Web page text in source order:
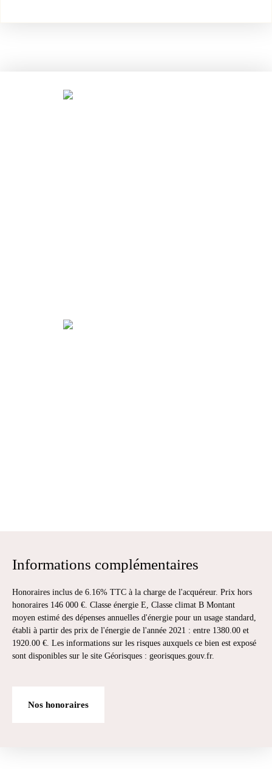
Informations complémentaires
Honoraires inclus de 6.16% TTC à la charge de l'acquéreur. Prix hors
honoraires 146 000 €. Classe énergie E, Classe climat B Montant
moyen estimé des dépenses annuelles d'énergie pour un usage standard,
établi à partir des prix de l'énergie de l'année 2021 : entre 1380.00 et
1920.00 €. Les informations sur les risques auxquels ce bien est exposé
sont disponibles sur le site Géorisques : georisques.gouv.fr.
Nos honoraires